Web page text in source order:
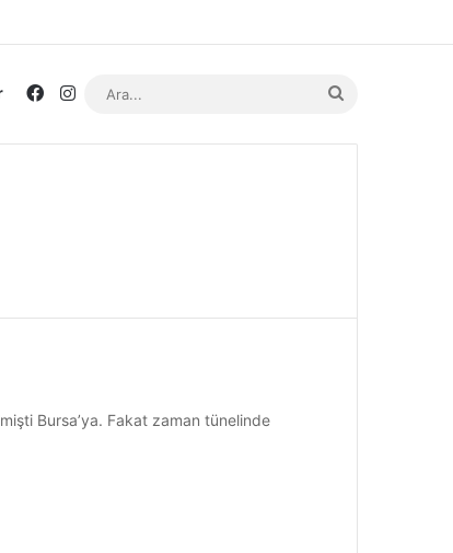
Facebook
Instagram
Bursa’ya. Fakat zaman tünelinde